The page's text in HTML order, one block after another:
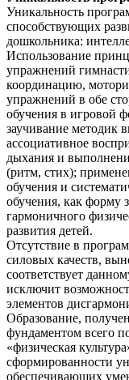
Уникальность
способствующих
дошкольника:
Использование
упражнений
координацию,
упражнений в обе
обучения в игровой
заучивание методик
ассоциативное
дыхания и
(ритм, стих);
обучения и
обучения, как форму
гармоничного
развития детей.
Отсутствие в
силовых качеств,
соответствует
исключит
элементов
Образование,
фундаментом всего
«физическая
сформированности
обеспечивающих